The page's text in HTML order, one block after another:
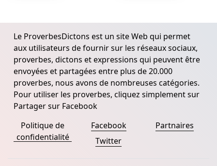
Le ProverbesDictons est un site Web qui permet
aux utilisateurs de fournir sur les réseaux sociaux,
proverbes, dictons et expressions qui peuvent être
envoyées et partagées entre plus de 20.000
proverbes, nous avons de nombreuses catégories.
Pour utiliser les proverbes, cliquez simplement sur
Partager sur Facebook
Politique de
confidentialité
Facebook
Twitter
Partnaires